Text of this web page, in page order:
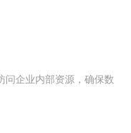
问企业内部资源，确保数